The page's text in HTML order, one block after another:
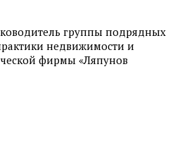
группы подрядных
недвижимости и
фирмы «Ляпунов